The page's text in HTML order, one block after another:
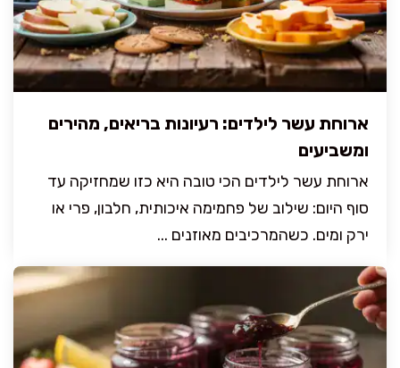
ארוחת עשר לילדים: רעיונות בריאים, מהירים
ומשביעים
ארוחת עשר לילדים הכי טובה היא כזו שמחזיקה עד
סוף היום: שילוב של פחמימה איכותית, חלבון, פרי או
ירק ומים. כשהמרכיבים מאוזנים ...